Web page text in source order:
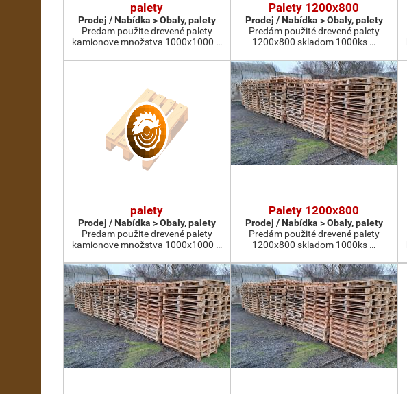
palety
Prodej / Nabídka > Obaly, palety
Predam použite drevené palety
kamionove množstva 1000x1000 …
Palety 1200x800
Prodej / Nabídka > Obaly, palety
Predám použité drevené palety
1200x800 skladom 1000ks …
palety
Prodej / Nabídka > Obaly, palety
Predam použite drevené palety
kamionove množstva 1000x1000 …
Palety 1200x800
Prodej / Nabídka > Obaly, palety
Predám použité drevené palety
1200x800 skladom 1000ks …